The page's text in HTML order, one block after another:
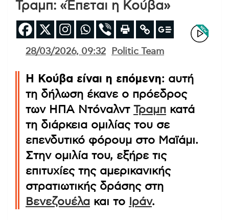
Τραμπ: «Έπεται η Κούβα»
28/03/2026, 09:32 Politic Team
Η Κούβα είναι η επόμενη: αυτή
τη δήλωση έκανε ο πρόεδρος
των ΗΠΑ Ντόναλντ Τραμπ κατά
τη διάρκεια ομιλίας του σε
επενδυτικό φόρουμ στο Μαϊάμι.
Στην ομιλία του, εξήρε τις
επιτυχίες της αμερικανικής
στρατιωτικής δράσης στη
Βενεζουέλα και το Ιράν.